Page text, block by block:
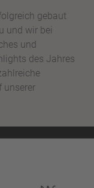
gebaut
und wir bei
und
des Jahres
unserer